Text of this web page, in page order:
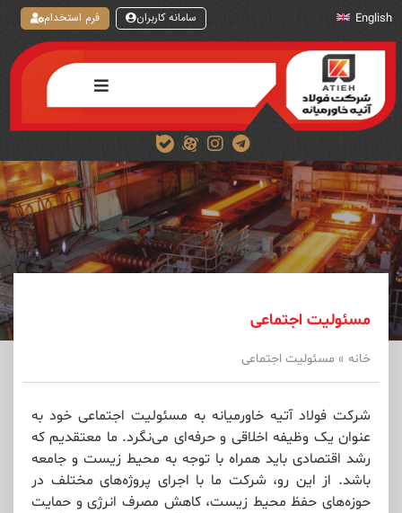
English سامانه کاربران فرم استخدام
مسئولیت اجتماعی
خانه » مسئولیت اجتماعی
شرکت فولاد آتیه خاورمیانه به مسئولیت اجتماعی خود به
عنوان یک وظیفه اخلاقی و حرفه‌ای می‌نگرد. ما معتقدیم که
رشد اقتصادی باید همراه با توجه به محیط زیست و جامعه
باشد. از این رو، شرکت ما با اجرای پروژه‌های مختلف در
حوزه‌های حفظ محیط زیست، کاهش مصرف انرژی و حمایت